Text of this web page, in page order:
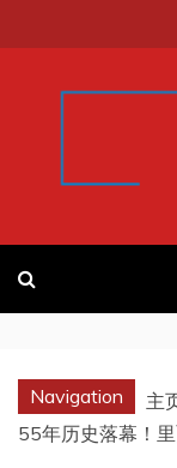
至
我
Navigation
主
55年历史落幕！